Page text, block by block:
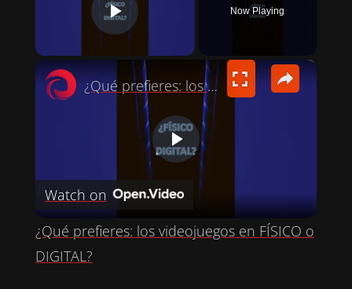
PLAY VIDEO
Now Playing
×
P
¿Qué prefieres: los videojuegos en FÍSICO o DIGITAL?
Watch on
¿Qué prefieres: los videojuegos en FÍSICO o
DIGITAL?